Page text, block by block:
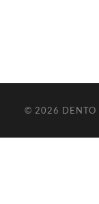
© 2026 DENTO